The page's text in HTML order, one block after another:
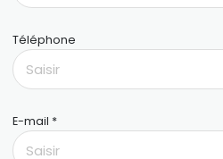
Téléphone
E-mail *